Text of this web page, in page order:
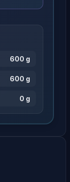
600 g
600 g
0 g